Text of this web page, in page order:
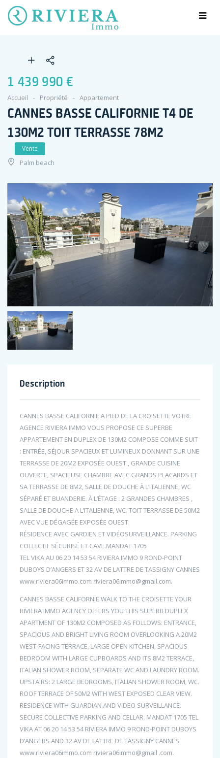
1 439 990 €
Accueil Propriété Appartement
CANNES BASSE CALIFORNIE T4 DE
130M2 TOIT TERRASSE 78M2
Vente
Palm beach
Description
CANNES BASSE CALIFORNIE A PIED DE LA CROISETTE VOTRE
AGENCE RIVIERA IMMO VOUS PROPOSE CE SUPERBE
APPARTEMENT EN DUPLEX DE 130M2 COMPOSE COMME SUIT
: ENTRÉE, SÉJOUR SPACIEUX ET LUMINEUX DONNANT SUR UNE
TERRASSE DE 20M2 EXPOSÉE OUEST , GRANDE CUISINE
OUVERTE, SPACIEUSE CHAMBRE AVEC GRANDS PLACARDS ET
SA TERRASSE DE 8M2, SALLE DE DOUCHE À L’ITALIENNE, WC
SÉPARÉ ET BUANDERIE. À L’ÉTAGE : 2 GRANDES CHAMBRES ,
SALLE DE DOUCHE A L’ITALIENNE, WC. TOIT TERRASSE DE 50M2
AVEC VUE DÉGAGÉE EXPOSÉE OUEST.
RÉSIDENCE AVEC GARDIEN ET VIDÉOSURVEILLANCE. PARKING
COLLECTIF SÉCURISÉ ET CAVE.MANDAT 1705
TEL VIKA AU 06 20 14 53 54 RIVIERA IMMO 9 ROND-POINT
DUBOYS D’ANGERS ET 32 AV DE LATTRE DE TASSIGNY CANNES
www.riviera06immo.com riviera06immo@gmail.com.
CANNES BASSE CALIFORNIE WALK TO THE CROISETTE YOUR
RIVIERA IMMO AGENCY OFFERS YOU THIS SUPERB DUPLEX
APARTMENT OF 130M2 COMPOSED AS FOLLOWS: ENTRANCE,
SPACIOUS AND BRIGHT LIVING ROOM OVERLOOKING A 20M2
WEST-FACING TERRACE, LARGE OPEN KITCHEN, SPACIOUS
BEDROOM WITH LARGE CUPBOARDS AND ITS 8M2 TERRACE,
ITALIAN SHOWER ROOM, SEPARATE WC AND LAUNDRY ROOM.
UPSTAIRS: 2 LARGE BEDROOMS, ITALIAN SHOWER ROOM, WC.
ROOF TERRACE OF 50M2 WITH WEST EXPOSED CLEAR VIEW.
RESIDENCE WITH GUARDIAN AND VIDEO SURVEILLANCE.
SECURE COLLECTIVE PARKING AND CELLAR. MANDAT 1705 TEL
VIKA AT 06 20 14 53 54 RIVIERA IMMO 9 ROND-POINT DUBOYS
D’ANGERS AND 32 AV DE LATTRE DE TASSIGNY CANNES
www.riviera06immo.com riviera06immo@gmail .com.